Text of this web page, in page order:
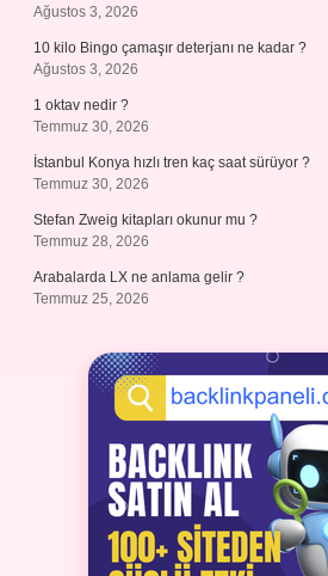
Ağustos 3, 2026
10 kilo Bingo çamaşır deterjanı ne kadar ?
Ağustos 3, 2026
1 oktav nedir ?
Temmuz 30, 2026
İstanbul Konya hızlı tren kaç saat sürüyor ?
Temmuz 30, 2026
Stefan Zweig kitapları okunur mu ?
Temmuz 28, 2026
Arabalarda LX ne anlama gelir ?
Temmuz 25, 2026